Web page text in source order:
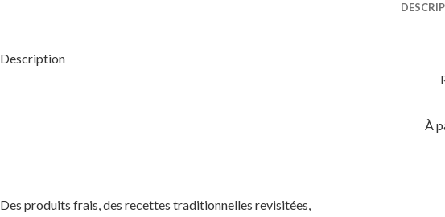
Description
À
Des produits frais, des recettes traditionnelles revisitées,